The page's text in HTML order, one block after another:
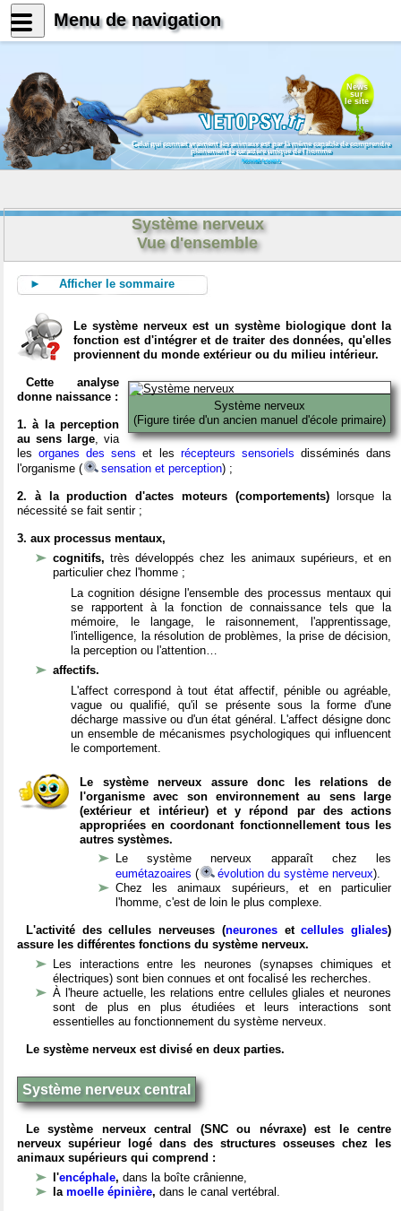
News
sur
le site
Celui qui connait vraiment les animaux est par là même capable de comprendre
pleinement le caractère unique de l'homme
Konrad Lorenz
Système nerveux
Vue d'ensemble
► Afficher le sommaire
Le système nerveux est un système biologique dont la
fonction est d'intégrer et de traiter des données, qu'elles
proviennent du monde extérieur ou du milieu intérieur.
Système nerveux
(Figure tirée d'un ancien manuel d'école primaire)
Cette analyse
donne naissance :
1. à la perception
au sens large, via
lesorganes des sens et les récepteurs sensoriels disséminés dans
l'organisme (
sensation et perception) ;
2. à la production d'actes moteurs (comportements)lorsque la
nécessité se fait sentir ;
3. aux processus mentaux,
cognitifs,très développés chez les animaux supérieurs, et en
particulier chez l'homme ;
La cognition désigne l'ensemble des processus mentaux qui
se rapportent à la fonction de connaissance tels que la
mémoire, le langage, le raisonnement, l'apprentissage,
l'intelligence, la résolution de problèmes, la prise de décision,
la perception ou l'attention…
affectifs.
L'affect correspond à tout état affectif, pénible ou agréable,
vague ou qualifié, qu'il se présente sous la forme d'une
décharge massive ou d'un état général. L'affect désigne donc
un ensemble de mécanismes psychologiques qui influencent
le comportement.
Le système nerveux assure donc les relations de
l'organisme avec son environnement au sens large
(extérieur et intérieur) et y répond par des actions
appropriées en coordonant fonctionnellement tous les
autres systèmes.
Le système nerveux apparaît chez les
eumétazoaires ( évolution du système nerveux).
Chez les animaux supérieurs, et en particulier
l'homme, c'est de loin le plus complexe.
L'activité des cellules nerveuses (neuronesetcellules gliales)
assure les différentes fonctions du système nerveux.
Les interactions entre les neurones (synapses chimiques et
électriques) sont bien connues et ont focalisé les recherches.
À l'heure actuelle, les relations entre cellules gliales et neurones
sont de plus en plus étudiées et leurs interactions sont
essentielles au fonctionnement du système nerveux.
Le système nerveux est divisé en deux parties.
Système nerveux central
Le système nerveux central (SNC ou névraxe) est le centre
nerveux supérieur logé dans des structures osseuses chez les
animaux supérieurs qui comprend :
l'encéphale, dans la boîte crânienne,
la moelle épinière, dans le canal vertébral.
Menu de navigation